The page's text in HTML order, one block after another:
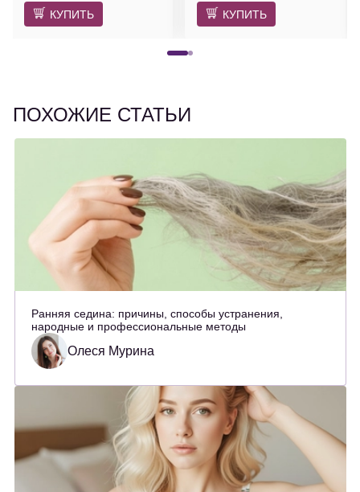
КУПИТЬ КУПИТЬ
ПОХОЖИЕ СТАТЬИ
Ранняя седина: причины, способы устранения,
народные и профессиональные методы
Олеся Мурина